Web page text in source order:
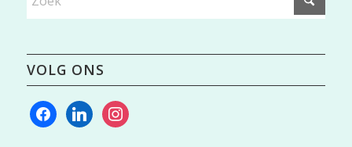
VOLG ONS
facebooklinkedininstagram